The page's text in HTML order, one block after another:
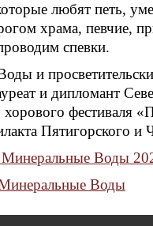
любят петь,
храма, певчие,
спевки.
и
и дипломант
фестиваля
Пятигорского и
Минеральные Воды
Воды